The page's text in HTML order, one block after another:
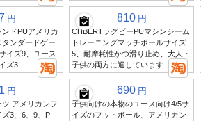
円
ドPUアメリカ
ンダードゲー
イズ9、ユース
ズ3
810 円
CHBERTラグビーPUマシンシーム
トレーニングマッチボールサイズ
5、耐摩耗性かつ滑り止め、大人・
子供の両方に適しています
円
アメリカンフ
ズ3、6、9、P
690 円
子供向けの本物のユース向け4/5サ
イズのフットボール、アメリカン